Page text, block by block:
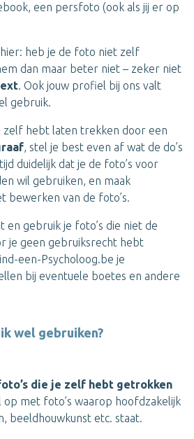
een persfoto (ook als jij er op
heb je de foto niet zelf
dan maar beter niet – zeker niet
. Ook jouw profiel bij ons valt
gebruik.
zelf hebt laten trekken door een
, stel je best even af wat de do’s
duidelijk dat je de foto’s voor
wil gebruiken, en maak
bewerken van de foto’s.
en gebruik je foto’s die niet de
je geen gebruiksrecht hebt
een-Psycholoog.be je
bij eventuele boetes en andere
wel gebruiken?
die je zelf hebt getrokken
met foto’s waarop hoofdzakelijk
beeldhouwkunst etc. staat.